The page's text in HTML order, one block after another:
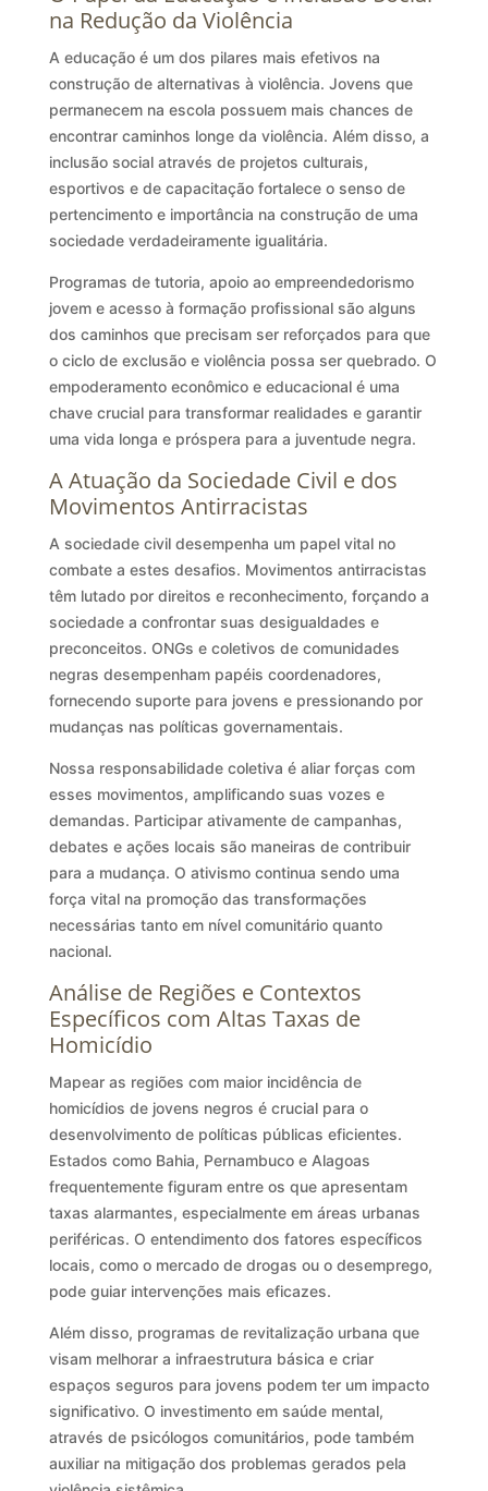
na Redução da Violência
A educação é um dos pilares mais efetivos na
construção de alternativas à violência. Jovens que
permanecem na escola possuem mais chances de
encontrar caminhos longe da violência. Além disso, a
inclusão social através de projetos culturais,
esportivos e de capacitação fortalece o senso de
pertencimento e importância na construção de uma
sociedade verdadeiramente igualitária.
Programas de tutoria, apoio ao empreendedorismo
jovem e acesso à formação profissional são alguns
dos caminhos que precisam ser reforçados para que
o ciclo de exclusão e violência possa ser quebrado. O
empoderamento econômico e educacional é uma
chave crucial para transformar realidades e garantir
uma vida longa e próspera para a juventude negra.
A Atuação da Sociedade Civil e dos
Movimentos Antirracistas
A sociedade civil desempenha um papel vital no
combate a estes desafios. Movimentos antirracistas
têm lutado por direitos e reconhecimento, forçando a
sociedade a confrontar suas desigualdades e
preconceitos. ONGs e coletivos de comunidades
negras desempenham papéis coordenadores,
fornecendo suporte para jovens e pressionando por
mudanças nas políticas governamentais.
Nossa responsabilidade coletiva é aliar forças com
esses movimentos, amplificando suas vozes e
demandas. Participar ativamente de campanhas,
debates e ações locais são maneiras de contribuir
para a mudança. O ativismo continua sendo uma
força vital na promoção das transformações
necessárias tanto em nível comunitário quanto
nacional.
Análise de Regiões e Contextos
Específicos com Altas Taxas de
Homicídio
Mapear as regiões com maior incidência de
homicídios de jovens negros é crucial para o
desenvolvimento de políticas públicas eficientes.
Estados como Bahia, Pernambuco e Alagoas
frequentemente figuram entre os que apresentam
taxas alarmantes, especialmente em áreas urbanas
periféricas. O entendimento dos fatores específicos
locais, como o mercado de drogas ou o desemprego,
pode guiar intervenções mais eficazes.
Além disso, programas de revitalização urbana que
visam melhorar a infraestrutura básica e criar
espaços seguros para jovens podem ter um impacto
significativo. O investimento em saúde mental,
através de psicólogos comunitários, pode também
auxiliar na mitigação dos problemas gerados pela